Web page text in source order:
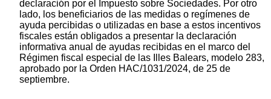
declaración por el Impuesto sobre Sociedades. Por otro
lado, los beneficiarios de las medidas o regímenes de
ayuda percibidas o utilizadas en base a estos incentivos
fiscales están obligados a presentar la declaración
informativa anual de ayudas recibidas en el marco del
Régimen fiscal especial de las Illes Balears, modelo 283,
aprobado por la Orden HAC/1031/2024, de 25 de
septiembre.